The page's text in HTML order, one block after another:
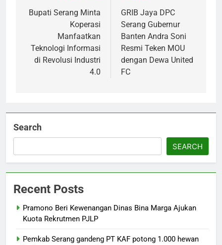
navigation
Bupati Serang Minta
Koperasi
Manfaatkan
Teknologi Informasi
di Revolusi Industri
4.0
GRIB Jaya DPC
Serang Gubernur
Banten Andra Soni
Resmi Teken MOU
dengan Dewa United
FC
Search
SEARCH
Recent Posts
Pramono Beri Kewenangan Dinas Bina Marga Ajukan
Kuota Rekrutmen PJLP
Pemkab Serang gandeng PT KAF potong 1.000 hewan